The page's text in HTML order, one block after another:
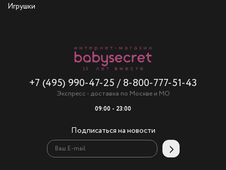
Игрушки
+7 (495) 990-47-25 / 8-800-777-51-43
Экспресс - доставка по Москве и МО
09:00 - 23:00
Подписаться на новости